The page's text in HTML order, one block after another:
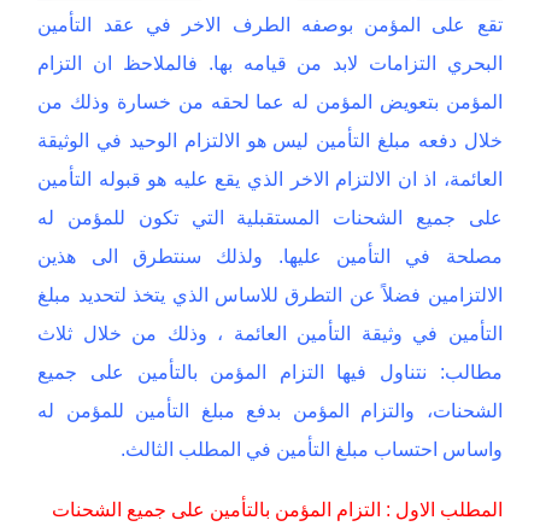
تقع على المؤمن بوصفه الطرف الاخر في عقد التأمين
البحري التزامات لابد من قيامه بها. فالملاحظ ان التزام
المؤمن بتعويض المؤمن له عما لحقه من خسارة وذلك من
خلال دفعه مبلغ التأمين ليس هو الالتزام الوحيد في الوثيقة
العائمة، اذ ان الالتزام الاخر الذي يقع عليه هو قبوله التأمين
على جميع الشحنات المستقبلية التي تكون للمؤمن له
مصلحة في التأمين عليها. ولذلك سنتطرق الى هذين
الالتزامين فضلاً عن التطرق للاساس الذي يتخذ لتحديد مبلغ
التأمين في وثيقة التأمين العائمة ، وذلك من خلال ثلاث
مطالب: نتناول فيها التزام المؤمن بالتأمين على جميع
الشحنات، والتزام المؤمن بدفع مبلغ التأمين للمؤمن له
واساس احتساب مبلغ التأمين في المطلب الثالث.
المطلب الاول : التزام المؤمن بالتأمين على جميع الشحنات